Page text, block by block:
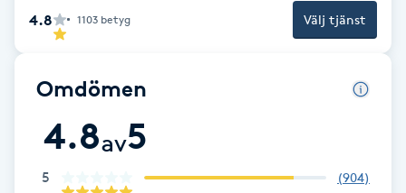
Eyeliner-tatuering
4.8 1103 betyg Välj tjänst
Omdömen
4.8av5
5 (904)